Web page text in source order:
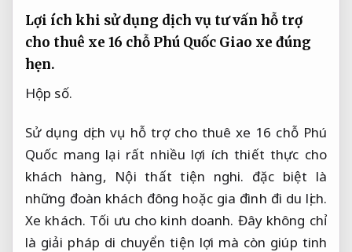
Lợi ích khi sử dụng dịch vụ tư vấn hỗ trợ
cho thuê xe 16 chỗ Phú Quốc Giao xe đúng
hẹn.
Hộp số.
Sử dụng dịch vụ hỗ trợ cho thuê xe 16 chỗ Phú
Quốc mang lại rất nhiều lợi ích thiết thực cho
khách hàng, Nội thất tiện nghi. đặc biệt là
những đoàn khách đông hoặc gia đình đi du lịch.
Xe khách. Tối ưu cho kinh doanh. Đây không chỉ
là giải pháp di chuyển tiện lợi mà còn giúp tinh